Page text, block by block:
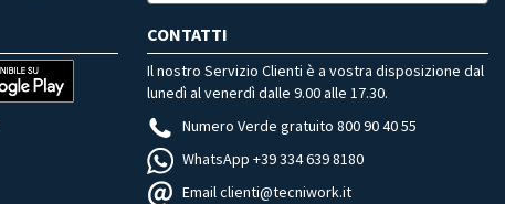
CONTATTI
Il nostro Servizio Clienti è a vostra disposizione dal
lunedì al venerdì dalle 9.00 alle 17.30.
Numero Verde gratuito 800 90 40 55
WhatsApp +39 334 639 8180
Email clienti@tecniwork.it